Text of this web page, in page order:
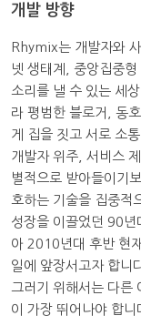
개발 방향
Rhymix는 개발자와
넷 생태계, 중앙집중
소리를 낼 수 있는 세
라 평범한 블로거, 동
게 집을 짓고 서로 소
개발자 위주, 서비스
별적으로 받아들이기
호하는 기술을 집중적
성장을 이끌었던 90
아 2010년대 후반 현
일에 앞장서고자 합니
그러기 위해서는 다른
이 가장 뛰어나야 합니